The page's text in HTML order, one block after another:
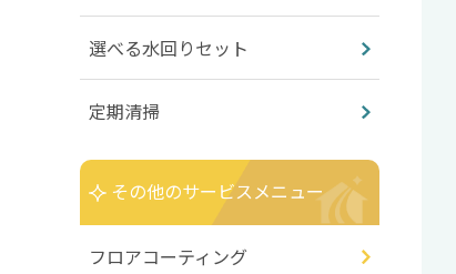
選べる水回りセット
定期清掃
その他のサービスメニュー
フロアコーティング